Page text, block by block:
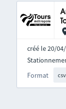
créé le 20/
Format csv